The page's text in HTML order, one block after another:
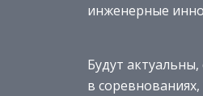
инженерные
Будут
в